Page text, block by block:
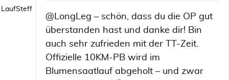
LaufSteff
@LongLeg – schön, dass du die OP gut
überstanden hast und danke dir! Bin
auch sehr zufrieden mit der TT-Zeit.
Offizielle 10KM-PB wird im
Blumensaatlauf abgeholt – und zwar